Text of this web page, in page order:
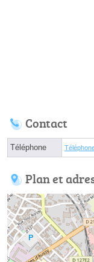
Contact
Téléphone
Plan et